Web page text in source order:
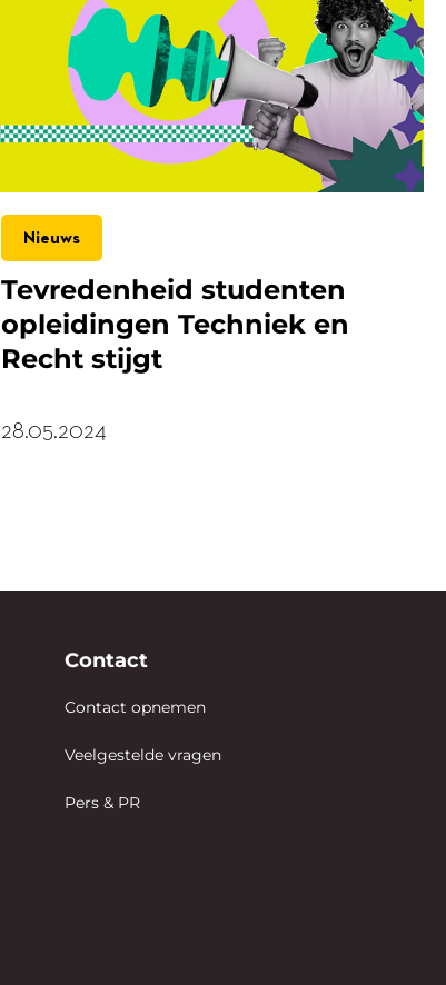
Nieuws
Tevredenheid studenten
opleidingen Techniek en
Recht stijgt
28.05.2024
Contact
Contact opnemen
Veelgestelde vragen
Pers & PR